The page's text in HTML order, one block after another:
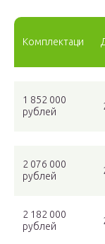
Комплектаци
1 852 000
рублей
2 076 000
рублей
2 182 000
рублей